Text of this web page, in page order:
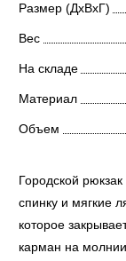
Размер (ДхВхГ)
Вес
На складе
Материал
Объем
Городской
спинку и мягкие
которое
карман на